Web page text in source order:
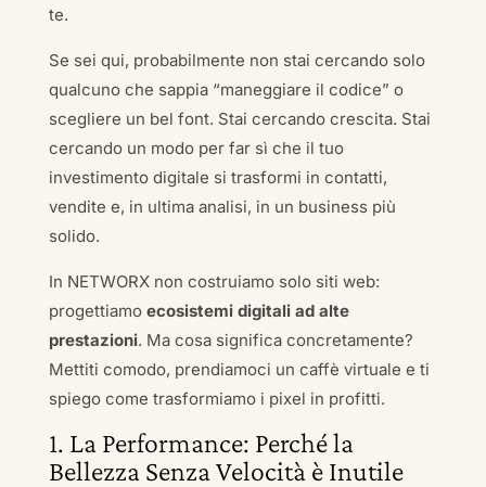
te.
Se sei qui, probabilmente non stai cercando solo
qualcuno che sappia “maneggiare il codice” o
scegliere un bel font. Stai cercando crescita. Stai
cercando un modo per far sì che il tuo
investimento digitale si trasformi in contatti,
vendite e, in ultima analisi, in un business più
solido.
In NETWORX non costruiamo solo siti web:
progettiamo ecosistemi digitali ad alte
prestazioni. Ma cosa significa concretamente?
Mettiti comodo, prendiamoci un caffè virtuale e ti
spiego come trasformiamo i pixel in profitti.
1. La Performance: Perché la
Bellezza Senza Velocità è Inutile